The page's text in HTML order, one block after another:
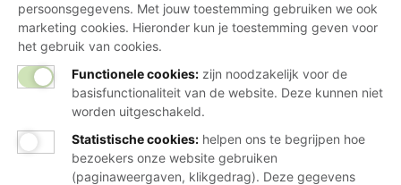
persoonsgegevens. Met jouw toestemming gebruiken we ook
marketing cookies. Hieronder kun je toestemming geven voor
het gebruik van cookies.
Functionele cookies: zijn noodzakelijk voor de
basisfunctionaliteit van de website. Deze kunnen niet
worden uitgeschakeld.
Statistische cookies: helpen ons te begrijpen hoe
bezoekers onze website gebruiken
(paginaweergaven, klikgedrag). Deze gegevens